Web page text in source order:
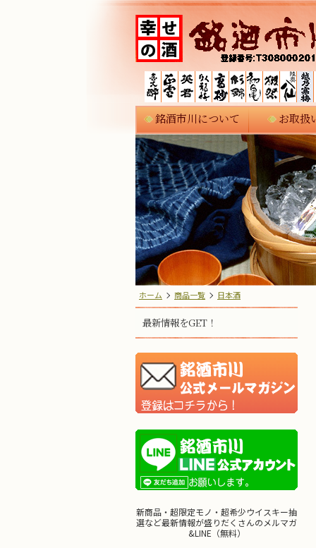
銘酒市川について お取扱
ホーム 商品一覧 日本酒
最新情報をGET！
新商品・超限定モノ・超希少ウイスキー抽
選など最新情報が盛りだくさんのメルマガ
&LINE（無料）